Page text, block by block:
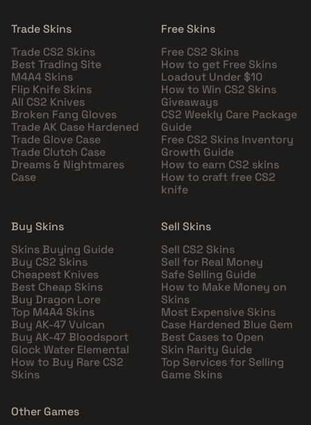
Trade Skins
Trade CS2 Skins
Best Trading Site
M4A4 Skins
Flip Knife Skins
All CS2 Knives
Broken Fang Gloves
Trade AK Case Hardened
Trade Glove Case
Trade Clutch Case
Dreams & Nightmares
Case
Free Skins
Free CS2 Skins
How to get Free Skins
Loadout Under $10
How to Win CS2 Skins
Giveaways
CS2 Weekly Care Package
Guide
Free CS2 Skins Inventory
Growth Guide
How to earn CS2 skins
How to craft free CS2
knife
Buy Skins
Skins Buying Guide
Buy CS2 Skins
Cheapest Knives
Best Cheap Skins
Buy Dragon Lore
Top M4A4 Skins
Buy AK-47 Vulcan
Buy AK-47 Bloodsport
Glock Water Elemental
How to Buy Rare CS2
Skins
Sell Skins
Sell CS2 Skins
Sell for Real Money
Safe Selling Guide
How to Make Money on
Skins
Most Expensive Skins
Case Hardened Blue Gem
Best Cases to Open
Skin Rarity Guide
Top Services for Selling
Game Skins
Other Games